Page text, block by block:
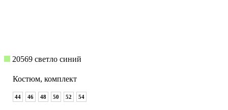
20569 светло синий
Костюм, комплект
44 46 48 50 52 54